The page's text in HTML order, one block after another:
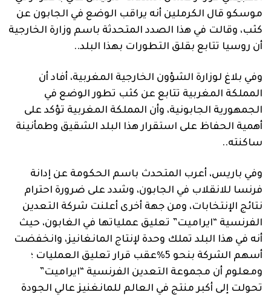
موسكو قال الكرملين أنه يراقب الوضع في الجابون عن
كثب، وقالت في هذا الصدد المتحدثة باسم وزارة الخارجية
أن روسيا تتابع بقلق التطورات بهذا البلد..
وفي بلاغ لوزارة الشؤون الخارجية المغربية، أفاد أن
المملكة المغربية تتابع عن كثب تطور الوضع في
الجمهورية الجابونية، وأن المملكة المغربية تؤكد على
أهمية الحفاظ على استقرار هذا البلد الشقيق وطمأنينة
ساكنته..
وفي باريس، أعرب المتحدث باسم الحكومة عن إدانة
فرنسا للانقلاب في الجابون، وشدد على ضرورة احترام
نتائج الإنتخابات، ومن جهة أخرى أعلنت شركة التعدين
الفرنسية “ايراميت” تعليق عملياتها في الغابون، حيث
أنه في هذا البلد تملك وحدة لإنتاج المانغانيز، وانخفضت
أسهم الشركة بنحو 5%عقب قرار تعليق العمليات ؛
ومعلوم أن مجموعة التعدين الفرنسية “ايراميت”
تحولت إلى أكبر منتج في العالم للمانغنيز عالي الجودة